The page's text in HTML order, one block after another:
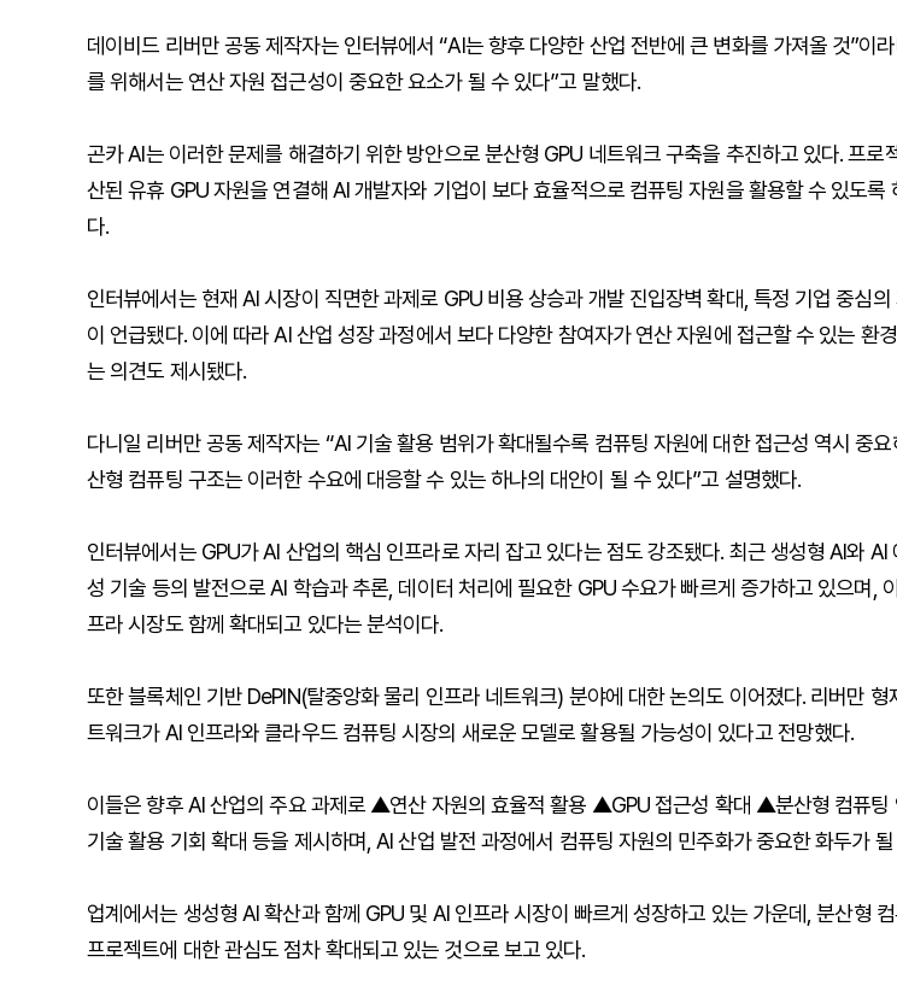
데이비드 리버만 공동 제작자는 인터뷰에서 “AI는 향후 다양한 산업 전반에 큰 변화를 가져올 것”이
를 위해서는 연산 자원 접근성이 중요한 요소가 될 수 있다”고 말했다.
곤카 AI는 이러한 문제를 해결하기 위한 방안으로 분산형 GPU 네트워크 구축을 추진하고 있다. 프로
산된 유휴 GPU 자원을 연결해 AI 개발자와 기업이 보다 효율적으로 컴퓨팅 자원을 활용할 수 있도록
다.
인터뷰에서는 현재 AI 시장이 직면한 과제로 GPU 비용 상승과 개발 진입장벽 확대, 특정 기업 중심
이 언급됐다. 이에 따라 AI 산업 성장 과정에서 보다 다양한 참여자가 연산 자원에 접근할 수 있는 환
는 의견도 제시됐다.
다니일 리버만 공동 제작자는 “AI 기술 활용 범위가 확대될수록 컴퓨팅 자원에 대한 접근성 역시 중
산형 컴퓨팅 구조는 이러한 수요에 대응할 수 있는 하나의 대안이 될 수 있다”고 설명했다.
인터뷰에서는 GPU가 AI 산업의 핵심 인프라로 자리 잡고 있다는 점도 강조됐다. 최근 생성형 AI와 AI
성 기술 등의 발전으로 AI 학습과 추론, 데이터 처리에 필요한 GPU 수요가 빠르게 증가하고 있으며,
프라 시장도 함께 확대되고 있다는 분석이다.
또한 블록체인 기반 DePIN(탈중앙화 물리 인프라 네트워크) 분야에 대한 논의도 이어졌다. 리버만 형
트워크가 AI 인프라와 클라우드 컴퓨팅 시장의 새로운 모델로 활용될 가능성이 있다고 전망했다.
이들은 향후 AI 산업의 주요 과제로 ▲연산 자원의 효율적 활용 ▲GPU 접근성 확대 ▲분산형 컴퓨
기술 활용 기회 확대 등을 제시하며, AI 산업 발전 과정에서 컴퓨팅 자원의 민주화가 중요한 화두가
업계에서는 생성형 AI 확산과 함께 GPU 및 AI 인프라 시장이 빠르게 성장하고 있는 가운데, 분산형
프로젝트에 대한 관심도 점차 확대되고 있는 것으로 보고 있다.